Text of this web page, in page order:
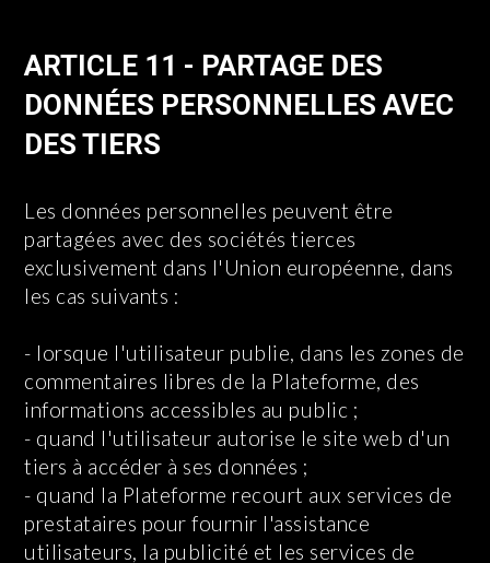
ARTICLE 11 - PARTAGE DES
DONNÉES PERSONNELLES AVEC
DES TIERS
Les données personnelles peuvent être
partagées avec des sociétés tierces
exclusivement dans l'Union européenne, dans
les cas suivants :
- lorsque l'utilisateur publie, dans les zones de
commentaires libres de la Plateforme, des
informations accessibles au public ;
- quand l'utilisateur autorise le site web d'un
tiers à accéder à ses données ;
- quand la Plateforme recourt aux services de
prestataires pour fournir l'assistance
utilisateurs, la publicité et les services de